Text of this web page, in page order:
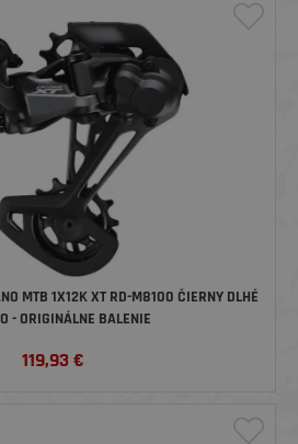
MTB 1X12K XT RD-M8100 ČIERNY DLHÉ
- ORIGINÁLNE BALENIE
119,93€